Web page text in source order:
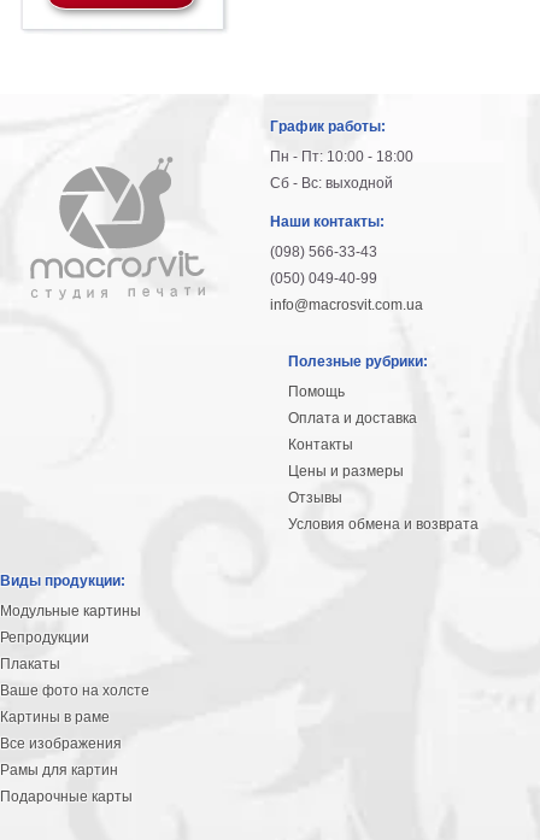
График работы:
Пн - Пт: 10:00 - 18:00
Сб - Вс: выходной
Наши контакты:
(098) 566-33-43
(050) 049-40-99
info@macrosvit.com.ua
Полезные рубрики:
Помощь
Оплата и доставка
Контакты
Цены и размеры
Отзывы
Условия обмена и возврата
Виды продукции:
Модульные картины
Репродукции
Плакаты
Ваше фото на холсте
Картины в раме
Все изображения
Рамы для картин
Подарочные карты